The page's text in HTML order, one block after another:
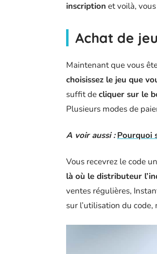
inscription et voilà,
Achat de
Maintenant que vous
choisissez le jeu que
suffit decliquer sur le
Plusieurs modes de
A voir aussi : Pourquoi
Vous recevrez le code
là où le distributeur
ventes régulières,
sur l’utilisation du code,